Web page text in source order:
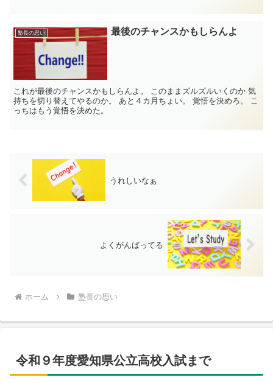
塾長の思い 最後のチャンスかもしらんよ
これが最後のチャンスかもしらんよ。 このままズルズルいくのか 気
持ちを切り替えてやるのか。 あと４カ月ちょい。 覚悟を決めろ。 こ
っちはもう覚悟を決めた。
うれしいなぁ
よくがんばってる
ホーム 塾長の思い
令和９年度愛知県公立高校入試まで